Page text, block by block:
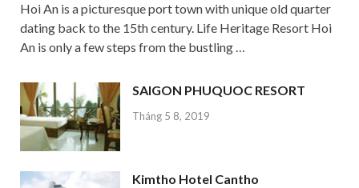
Hoi An is a picturesque port town with unique old quarter
dating back to the 15th century. Life Heritage Resort Hoi
An is only a few steps from the bustling …
SAIGON PHUQUOC RESORT
Tháng 5 8, 2019
Kimtho Hotel Cantho